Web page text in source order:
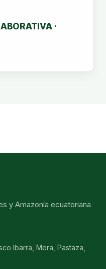
·
y Amazonía ecuatoriana
Ibarra, Mera, Pastaza,